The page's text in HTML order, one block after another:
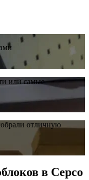
или самые
отличную
в Серсо